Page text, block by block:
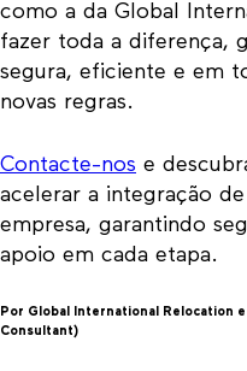
como a da Global
fazer toda a diferença,
segura, eficiente e em
novas regras.
Contacte-nos e
acelerar a integração
empresa, garantindo
apoio em cada etapa.
Por Global International Relocation
Consultant)